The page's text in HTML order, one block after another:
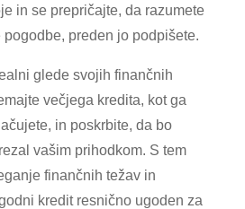
in se prepričajte, da razumete
preden jo podpišete.
glede svojih finančnih
večjega kredita, kot ga
in poskrbite, da bo
vašim prihodkom. S tem
finančnih težav in
kredit resnično ugoden za